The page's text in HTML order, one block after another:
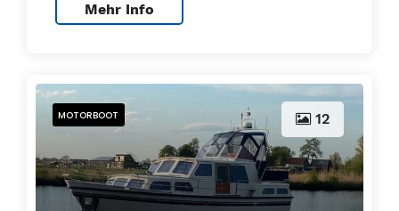
Mehr Info
12
MOTORBOOT